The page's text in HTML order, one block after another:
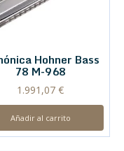
Hohner Bass
78 M-968
1.991,07 €
Añadir al carrito